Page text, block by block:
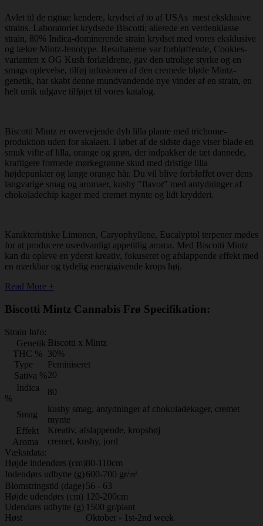
Avlet til de rigtige kendere, krydset af to af USAs mest eksklusive
strains. Laboratoriet krydsede Biscotti; allerede en verdenklasse
strain, 80% Indica-dominerende strain krydset med vores eksklusive
og lækre Mintz-fenotype. Resultaterne var forbløffende, Cookies-
varianten x OG Kush forlældrene, gav den utrolige styrke og en
smags oplevelse, tilføj infusionen af ​​den cremede bløde Mintz-
genetik, har skabt denne mundvandende nye vinder af en strain, en
helt unik udgave tilføjet til vores katalog.
Biscotti Mintz er overvejende dyb lilla plante med trichome-
produktion uden for skalaen. I løbet af de sidste dage viser blade en
smuk vifte af lilla, orange og grøn, der indpakker de tæt dannede,
kraftigere formede mørkegrønne skud med dristige lilla
højdepunkter og lange orange hår. Du vil blive forbløffet over dens
langvarige smag og aromaer, kushy "flavor" med antydninger af
chokoladechip kager med cremet mynte og lidt krydderi.
Karakteristiske Limonen, Caryophyllene, Eucalyptol terpener mødes
for at producere usædvanligt appetitlig aroma. Med Biscotti Mintz
kan du opleve en yderst kreativ, fokuseret og afslappende effekt med
en mærkbar og tydelig energigivende krops høj.
Read More +
Biscotti Mintz Cannabis Frø Specifikation:
Strain Info:
Genetik Biscotti x Mintz
THC % 30%
Type
Feminiseret
Sativa %20
Indica
%
80
Smag
kushy smag, antydninger af chokoladekager, cremet
mynte
Effekt
Kreativ, afslappende, kropshøj
Aroma
cremet, kushy, jord
Vækstdata:
Højde indendørs (cm)80-110cm
Indendørs udbytte (g) 600-700 gr/㎡
Blomstringstid (dage) 56 - 63
Højde udendørs (cm) 120-200cm
Udendørs udbytte (g) 1500 gr/plant
Høst
Oktober - 1st-2nd week